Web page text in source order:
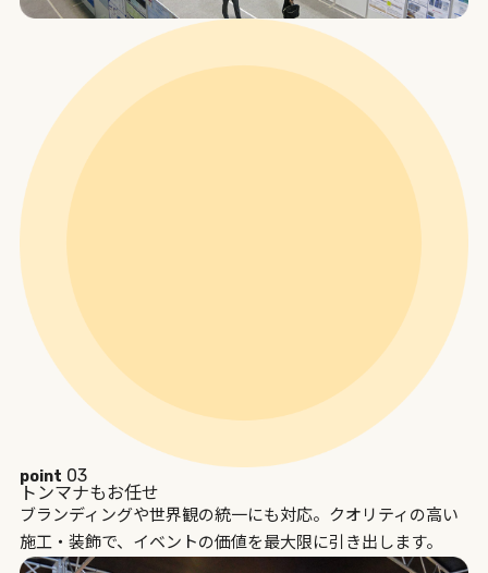
point 03
トンマナもお任せ
ブランディングや世界観の統一にも対応。クオリティの高い
施工・装飾で、イベントの価値を最大限に引き出します。